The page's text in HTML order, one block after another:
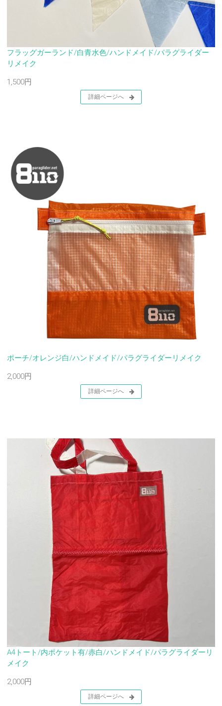
フラッグガーランド/白青水色/ハンドメイド/パラグライダー
リメイク
1,500円
詳細ページへ
ポーチ/オレンジ白/ハンドメイド/パラグライダーリメイク
2,000円
詳細ページへ
A4トート/内ポケット有/赤白/ハンドメイド/パラグライダーリ
メイク
2,000円
詳細ページへ